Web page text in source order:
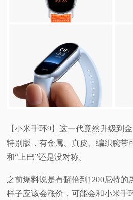
【小米手环9】这一代竟然升级到
特别版，有金属、真皮、编织腕带
和“上巴”还是没对称。
之前爆料说是有翻倍到1200尼特的
样子应该会涨价，可能会和小米手